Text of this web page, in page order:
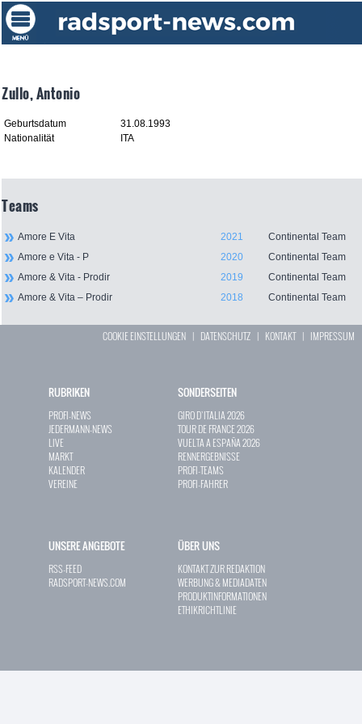
Zullo, Antonio
Geburtsdatum
31.08.1993
Nationalität
ITA
Teams
Amore E Vita 2021
Continental Team
Amore e Vita - P
2020
Continental Team
Amore & Vita - Prodir
2019
Continental Team
Amore & Vita – Prodir
2018 Continental Team
COOKIE EINSTELLUNGEN | DATENSCHUTZ | KONTAKT| IMPRESSUM
RUBRIKEN
PROFI-NEWS
JEDERMANN-NEWS
LIVE
MARKT
KALENDER
VEREINE
SONDERSEITEN
GIRO D`ITALIA 2026
TOUR DE FRANCE 2026
VUELTA A ESPAÑA 2026
RENNERGEBNISSE
PROFI-TEAMS
PROFI-FAHRER
UNSERE ANGEBOTE
RSS-FEED
RADSPORT-NEWS.COM
ÜBER UNS
KONTAKT ZUR REDAKTION
WERBUNG & MEDIADATEN
PRODUKTINFORMATIONEN
ETHIKRICHTLINIE